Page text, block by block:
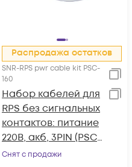
Распродажа остатков
SNR-RPS pwr cable kit PSC-
160
Набор кабелей для
RPS без сигнальных
контактов: питание
220В, акб, 3PIN (PSC-
160A-C)
Снят с продажи